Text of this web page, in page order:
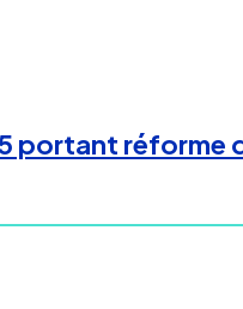
portant